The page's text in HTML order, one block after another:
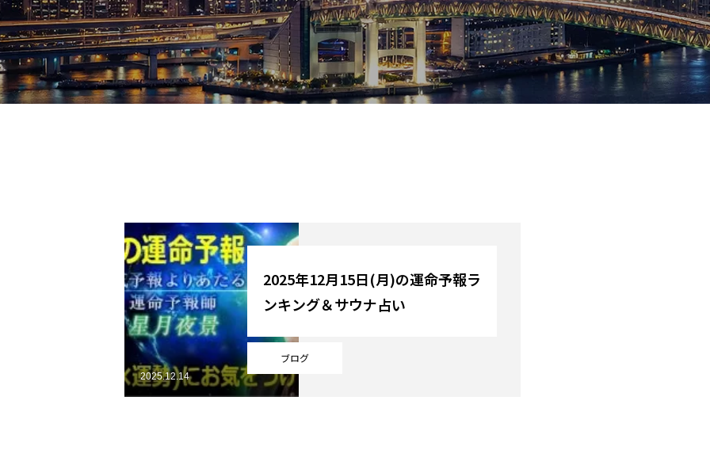
テニス四大大会・五輪
テニス四大大会・五輪
YouTube
Online Store
ブログ
2025年12月15日(月)の運命予報ラ
ンキング＆サウナ占い
2025.12.14